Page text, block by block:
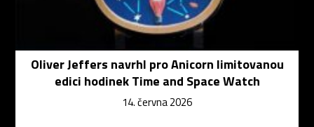
Oliver Jeffers navrhl pro Anicorn limitovanou
edici hodinek Time and Space Watch
14. června 2026